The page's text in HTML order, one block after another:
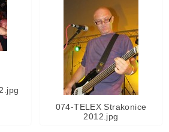
074-TELEX Strakonice
2012.jpg